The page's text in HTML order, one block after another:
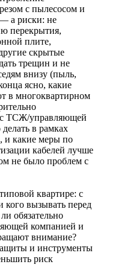
с пылесосом и
а риски: не
перекрытия,
плите,
скрытые
трещин и не
внизу (пыль,
ясно, какие
в многоквартирном
с ТСЖ/управляющей
в рамках
и какие меры по
кабелей лучше
не было проблем с
квартире: с
кого вызывать перед
обязательно
компанией и
внимание?
и инструменты
риск